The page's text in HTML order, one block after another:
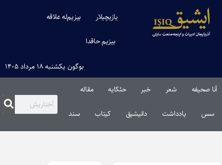
یازیچیلار بیزیم‌له علاقه
بیزیم حاقدا
بوگون یکشنبه ۱۸ مرداد ۱۴۰۵
حئکایه مقاله‌
یادداشت دانیشیق کیتاب سند